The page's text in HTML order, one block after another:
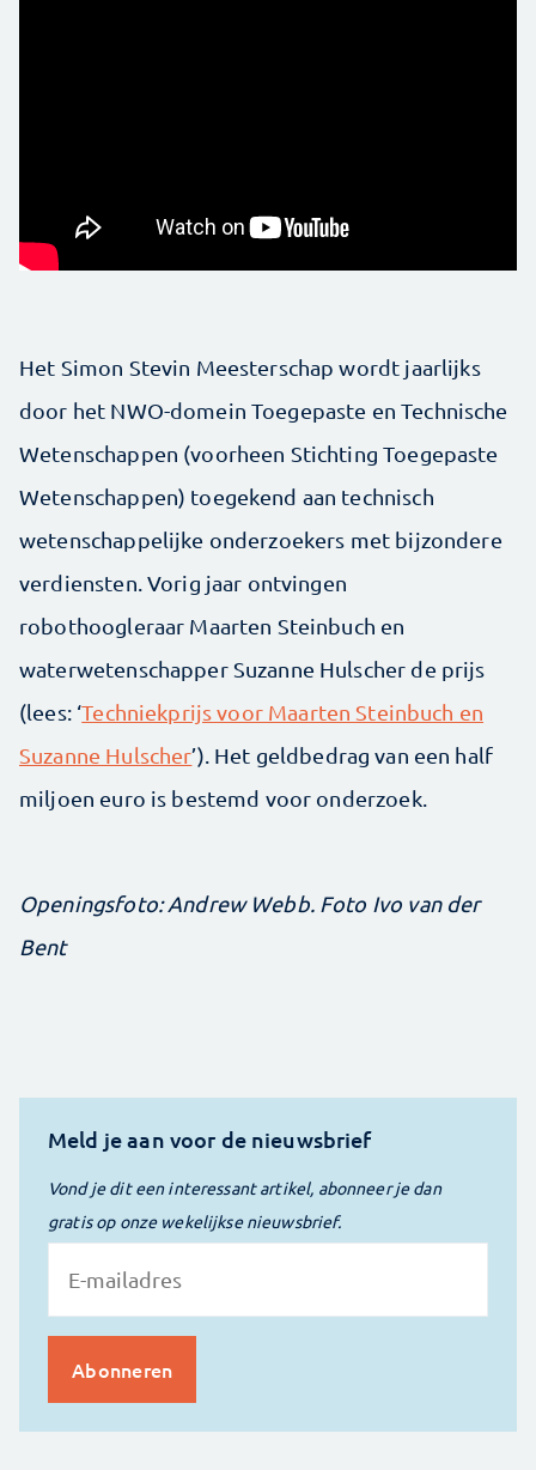
Het Simon Stevin Meesterschap wordt jaarlijks
door het NWO-domein Toegepaste en Technische
Wetenschappen (voorheen Stichting Toegepaste
Wetenschappen) toegekend aan technisch
wetenschappelijke onderzoekers met bijzondere
verdiensten. Vorig jaar ontvingen
robothoogleraar Maarten Steinbuch en
waterwetenschapper Suzanne Hulscher de prijs
(lees: ‘Techniekprijs voor Maarten Steinbuch en
Suzanne Hulscher’). Het geldbedrag van een half
miljoen euro is bestemd voor onderzoek.
Openingsfoto: Andrew Webb. Foto Ivo van der
Bent
Meld je aan voor de nieuwsbrief
Vond je dit een interessant artikel, abonneer je dan
gratis op onze wekelijkse nieuwsbrief.